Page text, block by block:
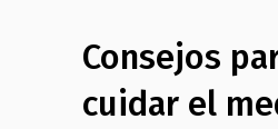
Consejos
cuidar el